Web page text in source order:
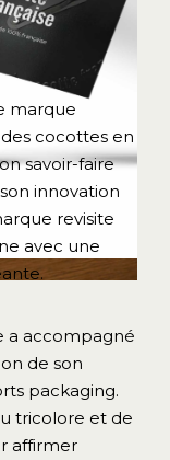
marque
cocottes en
savoir-faire
innovation
revisite
avec une
a accompagné
de son
packaging.
tricolore et de
affirmer